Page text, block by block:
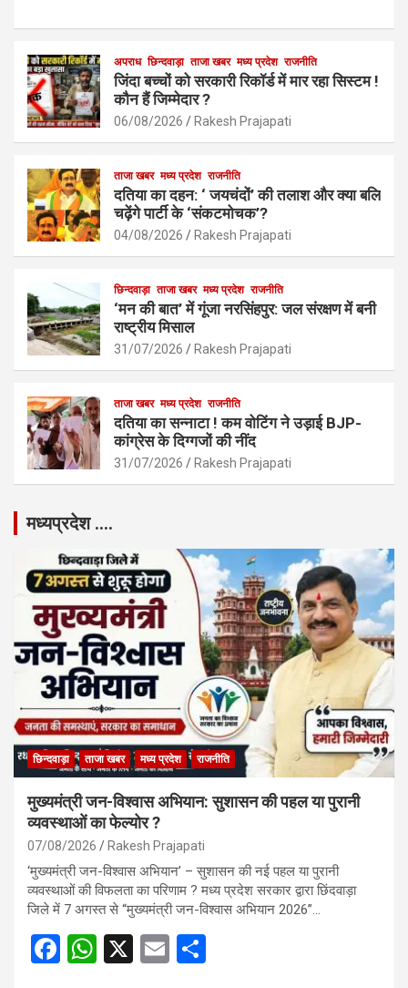
b
o
o
k
s
A
p
p
e
अपराध छिन्दवाड़ा ताजा खबर मध्य प्रदेश राजनीति
जिंदा बच्चों को सरकारी रिकॉर्ड में मार रहा सिस्टम !
कौन हैं जिम्मेदार ?
06/08/2026 Rakesh Prajapati
ताजा खबर मध्य प्रदेश राजनीति
दतिया का दहन: ‘ जयचंदों’ की तलाश और क्या बलि
चढ़ेंगे पार्टी के ‘संकटमोचक’?
04/08/2026 Rakesh Prajapati
छिन्दवाड़ा ताजा खबर मध्य प्रदेश राजनीति
‘मन की बात’ में गूंजा नरसिंहपुर: जल संरक्षण में बनी
राष्ट्रीय मिसाल
31/07/2026 Rakesh Prajapati
ताजा खबर मध्य प्रदेश राजनीति
दतिया का सन्नाटा ! कम वोटिंग ने उड़ाई BJP-
कांग्रेस के दिग्गजों की नींद
31/07/2026 Rakesh Prajapati
मध्यप्रदेश ….
छिन्दवाड़ा ताजा खबर मध्य प्रदेश राजनीति
मुख्यमंत्री जन-विश्वास अभियान: सुशासन की पहल या पुरानी
व्यवस्थाओं का फेल्योर ?
07/08/2026 Rakesh Prajapati
‘मुख्यमंत्री जन-विश्वास अभियान’ – सुशासन की नई पहल या पुरानी
व्यवस्थाओं की विफलता का परिणाम ? मध्य प्रदेश सरकार द्वारा छिंदवाड़ा
जिले में 7 अगस्त से “मुख्यमंत्री जन-विश्वास अभियान 2026”…
F
W X
E